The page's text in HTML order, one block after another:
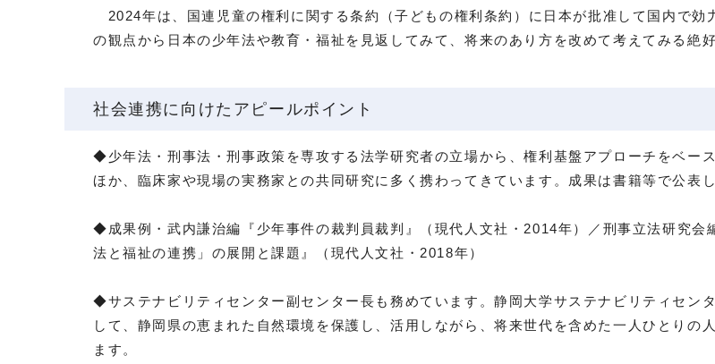
2024年は、国連児童の権利に関する条約（子どもの権利条約）に日本が批准して国内で効
の観点から日本の少年法や教育・福祉を見返してみて、将来のあり方を改めて考えてみる絶
社会連携に向けたアピールポイント
◆少年法・刑事法・刑事政策を専攻する法学研究者の立場から、権利基盤アプローチをベー
ほか、臨床家や現場の実務家との共同研究に多く携わってきています。成果は書籍等で公表し
◆成果例・武内謙治編『少年事件の裁判員裁判』（現代人文社・2014年）／刑事立法研究
法と福祉の連携」の展開と課題』（現代人文社・2018年）
◆サステナビリティセンター副センター長も務めています。静岡大学サステナビリティセ
して、静岡県の恵まれた自然環境を保護し、活用しながら、将来世代を含めた一人ひとりの
ます。